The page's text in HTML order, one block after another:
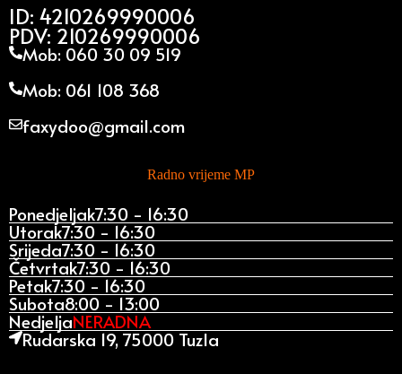
ID: 4210269990006
PDV: 210269990006
Mob: 060 30 09 519
Mob: 061 108 368
faxydoo@gmail.com
Radno vrijeme MP
Ponedjeljak7:30 - 16:30
Utorak7:30 - 16:30
Srijeda7:30 - 16:30
Četvrtak7:30 - 16:30
Petak7:30 - 16:30
Subota8:00 - 13:00
NedjeljaNERADNA
Rudarska 19, 75000 Tuzla